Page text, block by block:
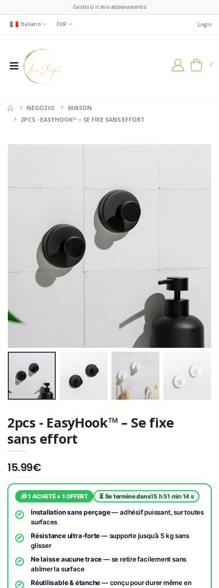
Gestisci il mio abbonamento
Italiano EUR Login
NEGOZIO
MAISON
2PCS - EASYHOOK™ – SE FIXE SANS EFFORT
2pcs - EasyHook™ – Se fixe
sans effort
15.99€
🎁 1 ACHETÉ = 1 OFFERT ⏳ Se termine dans15 h 51 min 13 s
Installation sans perçage— adhésif puissant, sur toutes
surfaces
Résistance ultra-forte— supporte jusqu’à 5 kg sans
glisser
Ne laisse aucune trace— se retire facilement sans
abîmer la surface
Réutilisable & étanche— conçu pour durer même en